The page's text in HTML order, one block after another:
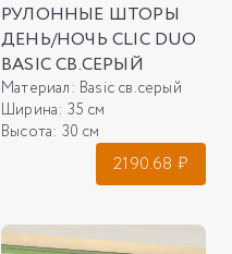
РУЛОННЫЕ ШТОРЫ
ДЕНЬ/НОЧЬ CLIC DUO
BASIC СВ.СЕРЫЙ
Материал: Basic св.серый
Ширина: 35 см
Высота: 30 см
2190.68 ₽